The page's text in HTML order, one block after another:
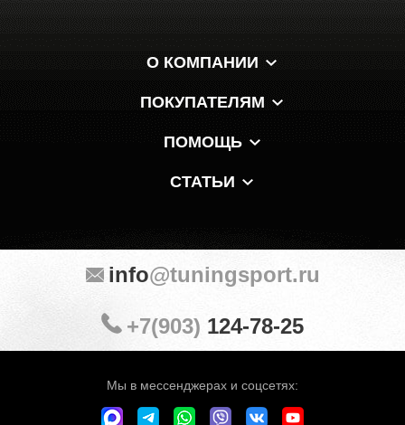
О КОМПАНИИ
ПОКУПАТЕЛЯМ
ПОМОЩЬ
СТАТЬИ
Мы в мессенджерах и соцсетях:
info@tuningsport.ru
+7(903) 124-78-25